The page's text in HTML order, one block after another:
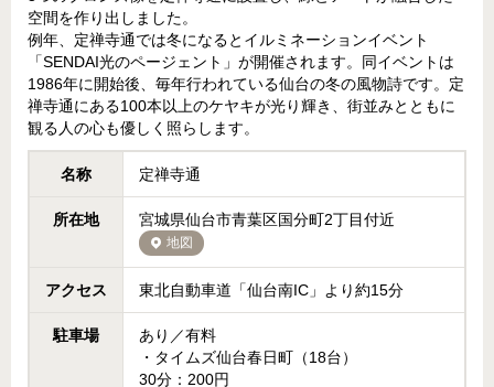
空間を作り出しました。
例年、定禅寺通では冬になるとイルミネーションイベント
「SENDAI光のページェント」が開催されます。同イベントは
1986年に開始後、毎年行われている仙台の冬の風物詩です。定
禅寺通にある100本以上のケヤキが光り輝き、街並みとともに
観る人の心も優しく照らします。
名称 定禅寺通
所在地 宮城県仙台市青葉区国分町2丁目付近
地図
アクセス 東北自動車道「仙台南IC」より約15分
駐車場
あり／有料
・タイムズ仙台春日町（18台）
30分：200円